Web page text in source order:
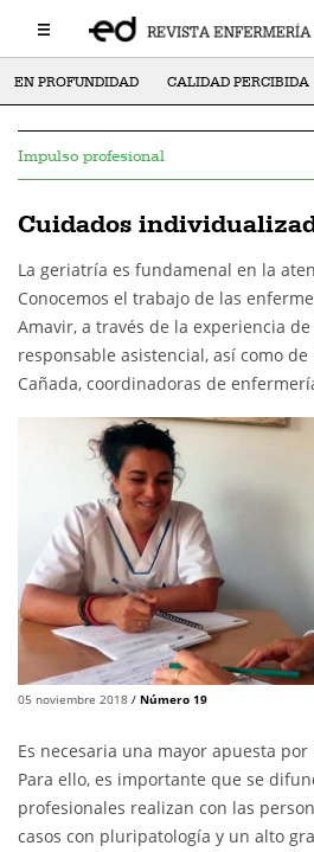
EN PROFUNDIDAD CALIDAD PERCIBIDA
Impulso profesional
Cuidados
La geriatría es fundamenal en la
Conocemos el trabajo de las
Amavir, a través de la experiencia
responsable asistencial, así como de
Cañada, coordinadoras de
05 noviembre 2018 / Número 19
Es necesaria una mayor apuesta
Para ello, es importante que se
profesionales realizan con las
casos con pluripatología y un alto